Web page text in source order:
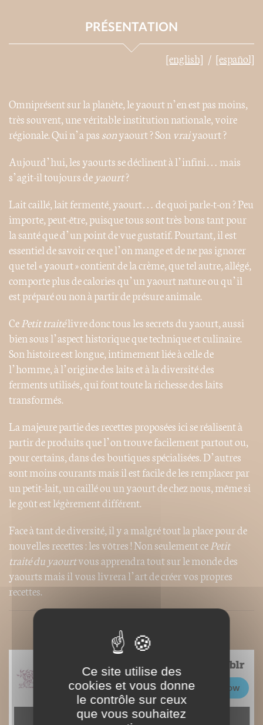
PRÉSENTATION
[english] [español]
Omniprésent sur la planète, le yaourt n’en est pas moins,
très souvent, une véritable institution nationale, voire
régionale. Qui n’a passonyaourt ? Son vraiyaourt ?
Aujourd’hui, les yaourts se déclinent à l’infini… mais
s’agit-il toujours de yaourt?
Lait caillé, lait fermenté, yaourt… de quoi parle-t-on ? Peu
importe, peut-être, puisque tous sont très bons tant pour
la santé que d’un point de vue gustatif. Pourtant, il est
essentiel de savoir ce que l’on mange et de ne pas ignorer
que tel « yaourt » contient de la crème, que tel autre, allégé,
comporte plus de calories qu’un yaourt nature ou qu’il
est préparé ou non à partir de présure animale.
CePetit traitélivre donc tous les secrets du yaourt, aussi
bien sous l’aspect historique que technique et culinaire.
Son histoire est longue, intimement liée à celle de
l’homme, à l’origine des laits et à la diversité des
ferments utilisés, qui font toute la richesse des laits
transformés.
La majeure partie des recettes proposées ici se réalisent à
partir de produits que l’on trouve facilement partout ou,
pour certains, dans des boutiques spécialisées. D’autres
sont moins courants mais il est facile de les remplacer par
un petit-lait, un caillé ou un yaourt de chez nous, même si
le goût est légèrement différent.
Face à tant de diversité, il y a malgré tout la place pour de
nouvelles recettes : les vôtres ! Non seulement cePetit
traité du yaourtvous apprendra tout sur le monde des
yaourts mais il vous livrera l’art de créer vos propres
recettes.
Ce site utilise des
cookies et vous donne
le contrôle sur ceux
que vous souhaitez